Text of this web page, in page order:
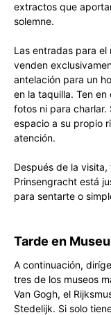
extractos que
solemne.
Las entradas para el
venden
antelación para un
en la taquilla. Ten
fotos ni para charlar.
espacio a su propio
atención.
Después de la
Prinsengracht está
para sentarte o
Tarde en
A continuación,
tres de los museos
Van Gogh, el
Stedelijk. Si solo